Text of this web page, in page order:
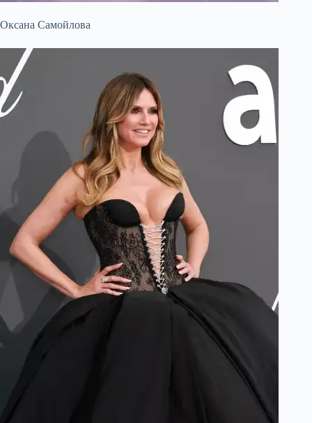
Оксана Самойлова